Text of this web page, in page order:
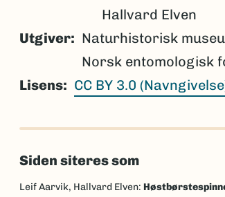
Hallvard Elven
Utgiver
Naturhistorisk
Norsk entomologisk
Lisens
CC BY 3.0
Siden siteres som
Leif Aarvik, Hallvard Elven: